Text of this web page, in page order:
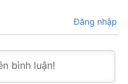
Đăng nhập